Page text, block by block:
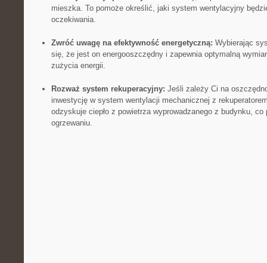
mieszka.​ To pomoże określić, jaki system wentylacyjny
oczekiwania.
Zwróć uwagę ​na efektywność ⁤energetyczną: ‍Wybierając⁣
się, że jest ⁣on energooszczędny i zapewnia optymalną
zużycia energii.
Rozważ system rekuperacyjny: Jeśli ‍zależy⁤ Ci na
inwestycję w system ⁣wentylacji ⁣mechanicznej z
⁢odzyskuje ciepło⁤ z powietrza wyprowadzanego z budynku,
ogrzewaniu.